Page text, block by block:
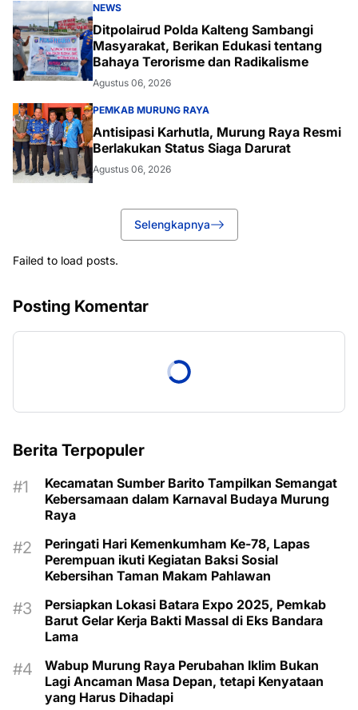
NEWS
Ditpolairud Polda Kalteng Sambangi
Masyarakat, Berikan Edukasi tentang
Bahaya Terorisme dan Radikalisme
Agustus 06, 2026
PEMKAB MURUNG RAYA
Antisipasi Karhutla, Murung Raya Resmi
Berlakukan Status Siaga Darurat
Agustus 06, 2026
Selengkapnya
Failed to load posts.
Posting Komentar
Berita Terpopuler
Kecamatan Sumber Barito Tampilkan Semangat
Kebersamaan dalam Karnaval Budaya Murung
Raya
Peringati Hari Kemenkumham Ke-78, Lapas
Perempuan ikuti Kegiatan Baksi Sosial
Kebersihan Taman Makam Pahlawan
Persiapkan Lokasi Batara Expo 2025, Pemkab
Barut Gelar Kerja Bakti Massal di Eks Bandara
Lama
Wabup Murung Raya Perubahan Iklim Bukan
Lagi Ancaman Masa Depan, tetapi Kenyataan
yang Harus Dihadapi